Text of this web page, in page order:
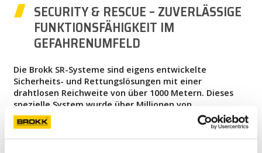
PARTNERPRODUKTE
AFTER SALES
KONTAKT
WARUM BROKK
SECURITY & RESCUE – ZUVERLÄSSIGE
FUNKTIONSFÄHIGKEIT IM
GEFAHRENUMFELD
Die Brokk SR-Systeme sind eigens entwickelte
Sicherheits- und Rettungslösungen mit einer
drahtlosen Reichweite von über 1000 Metern. Dieses
spezielle System wurde über Millionen von
Betriebsstunden in den härtesten und
anspruchsvollsten Umgebungen rund um den Globus
entwickelt.